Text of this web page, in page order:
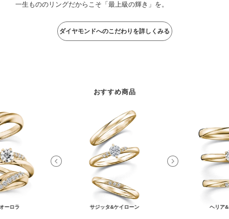
一生もののリングだからこそ「最上級の輝き」を。
ダイヤモンドへのこだわりを詳しくみる
おすすめ商品
ーロラ サジッタ&ケイローン ヘリア